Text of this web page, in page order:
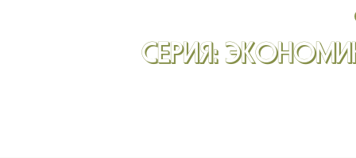
СЕРИЯ: